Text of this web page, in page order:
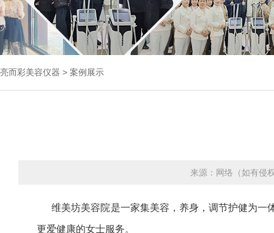
亮而彩美容仪器 > 案例展示
来源：网络（如有侵
维美坊美容院是一家集美容，养身，调节护健为一
更爱健康的女士服务。